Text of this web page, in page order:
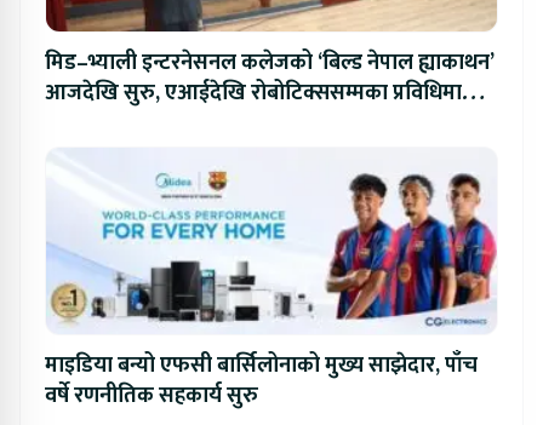
मिड–भ्याली इन्टरनेसनल कलेजको ‘बिल्ड नेपाल ह्याकाथन’
आजदेखि सुरु, एआईदेखि रोबोटिक्ससम्मका प्रविधिमा
माइडिया बन्यो एफसी बार्सिलोनाको मुख्य साझेदार, पाँच
वर्षे रणनीतिक सहकार्य सुरु